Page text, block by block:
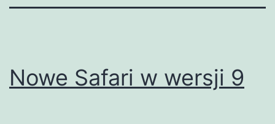
Nowe Safari w wersji 9